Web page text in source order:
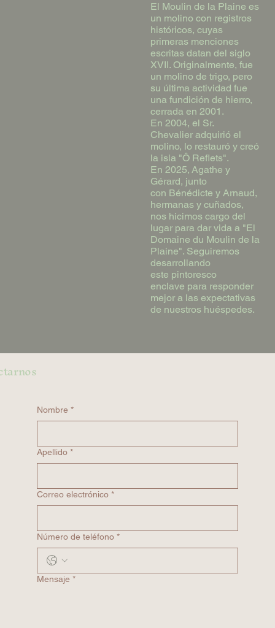
El Moulin de la Plaine es
un molino con registros
históricos, cuyas
primeras menciones
escritas datan del siglo
XVII. Originalmente, fue
un molino de trigo, pero
su última actividad fue
una fundición de hierro,
cerrada en 2001.
En 2004, el Sr.
Chevalier adquirió el
molino, lo restauró y creó
la isla "Ô Reflets".
En 2025, Agathe y
Gérard, junto
con Bénédicte y Arnaud,
hermanas y cuñados,
nos hicimos cargo del
lugar para dar vida a "El
Domaine du Moulin de la
Plaine". Seguiremos
desarrollando
este pintoresco
enclave para responder
mejor a las expectativas
de nuestros huéspedes.
Nombre *
Apellido *
Correo electrónico *
Número de teléfono *
Mensaje *